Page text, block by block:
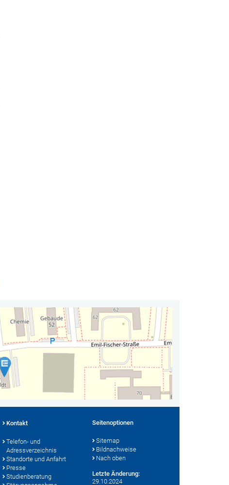
Kontakt
Telefon- und
Adressverzeichnis
Standorte und Anfahrt
Presse
Studienberatung
Seitenoptionen
Sitemap
Bildnachweise
Nach oben
Letzte Änderung:
29.10.2024